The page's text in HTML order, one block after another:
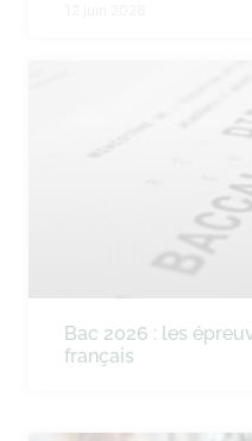
Bac 2026 : les
français